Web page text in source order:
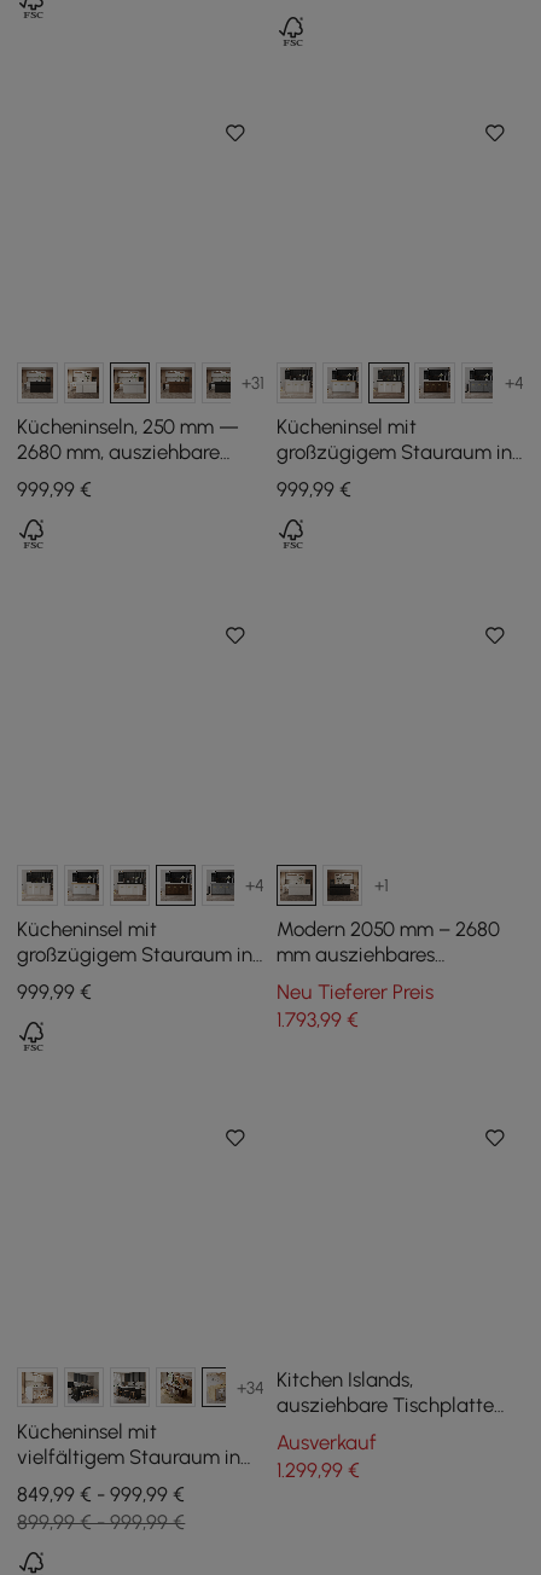
+31
Kücheninseln, 250 mm —
2680 mm, ausziehbare
Oberseite mit
Marmormuster, weiße,
moderne Türen und
Schubladen
999,99 €
+4
Kücheninsel mit
großzügigem Stauraum in
Schwarz und Weiß, 180 cm
999,99€
+4
Kücheninsel mit
großzügigem Stauraum in
Walnuss, 180 cm
999,99 €
+1
Modern 2050 mm – 2680
mm ausziehbares
Kücheninsel mit 4 weißen
Esszimmerstühlen
Neu Tieferer Preis
1.793,99€
+34
Kücheninsel mit
vielfältigem Stauraum in
Weiß und Natur, 183 cm
849,99 € - 999,99 €
899,99 € - 999,99 €
Kitchen Islands,
ausziehbare Tischplatte
aus Kunstmarmor,
industriell, 1525 mm, mit 3
Schubladen
Ausverkauf
1.299,99€